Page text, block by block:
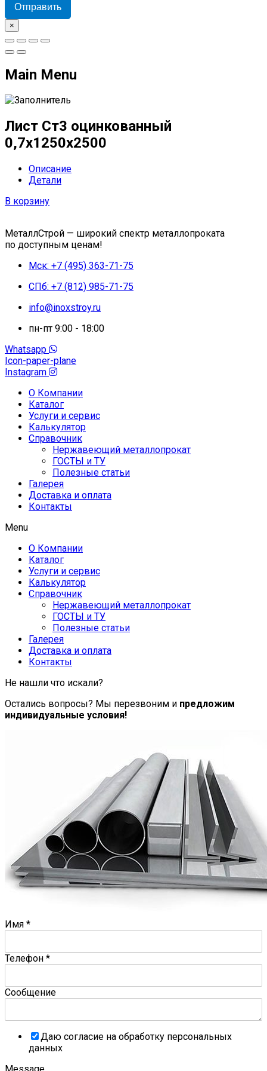
Отправить
×
Main Menu
Лист Ст3 оцинкованный
0,7х1250х2500
Описание
Детали
В корзину
МеталлСтрой — широкий спектр металлопроката
по доступным ценам!
Мск: +7 (495) 363-71-75
СПб: +7 (812) 985-71-75
info@inoxstroy.ru
пн-пт 9:00 - 18:00
Whatsapp
Icon-paper-plane
Instagram
О Компании
Каталог
Услуги и сервис
Калькулятор
Справочник
Нержавеющий металлопрокат
ГОСТЫ и ТУ
Полезные статьи
Галерея
Доставка и оплата
Контакты
Menu
О Компании
Каталог
Услуги и сервис
Калькулятор
Справочник
Нержавеющий металлопрокат
ГОСТЫ и ТУ
Полезные статьи
Галерея
Доставка и оплата
Контакты
Не нашли что искали?
Остались вопросы? Мы перезвоним и предложим
индивидуальные условия!
Имя *
Телефон *
Сообщение
Даю согласие на обработку персональных
данных